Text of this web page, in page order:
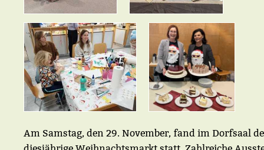
Am Samstag, den 29. November, fand im Dorfsaal